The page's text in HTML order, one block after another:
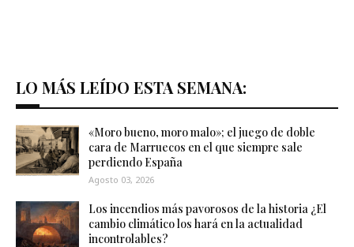
LO MÁS LEÍDO ESTA SEMANA:
«Moro bueno, moro malo»; el juego de doble
cara de Marruecos en el que siempre sale
perdiendo España
Agosto 03, 2026
Los incendios más pavorosos de la historia ¿El
cambio climático los hará en la actualidad
incontrolables?